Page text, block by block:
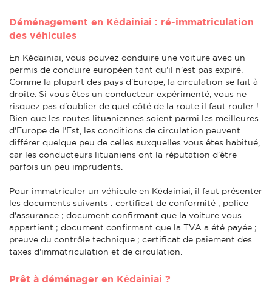
Déménagement en Kėdainiai : ré-immatriculation
des véhicules
En Kėdainiai, vous pouvez conduire une voiture avec un
permis de conduire européen tant qu'il n'est pas expiré.
Comme la plupart des pays d'Europe, la circulation se fait à
droite. Si vous êtes un conducteur expérimenté, vous ne
risquez pas d'oublier de quel côté de la route il faut rouler !
Bien que les routes lituaniennes soient parmi les meilleures
d'Europe de l'Est, les conditions de circulation peuvent
différer quelque peu de celles auxquelles vous êtes habitué,
car les conducteurs lituaniens ont la réputation d'être
parfois un peu imprudents.
Pour immatriculer un véhicule en Kėdainiai, il faut présenter
les documents suivants : certificat de conformité ; police
d'assurance ; document confirmant que la voiture vous
appartient ; document confirmant que la TVA a été payée ;
preuve du contrôle technique ; certificat de paiement des
taxes d'immatriculation et de circulation.
Prêt à déménager en Kėdainiai ?